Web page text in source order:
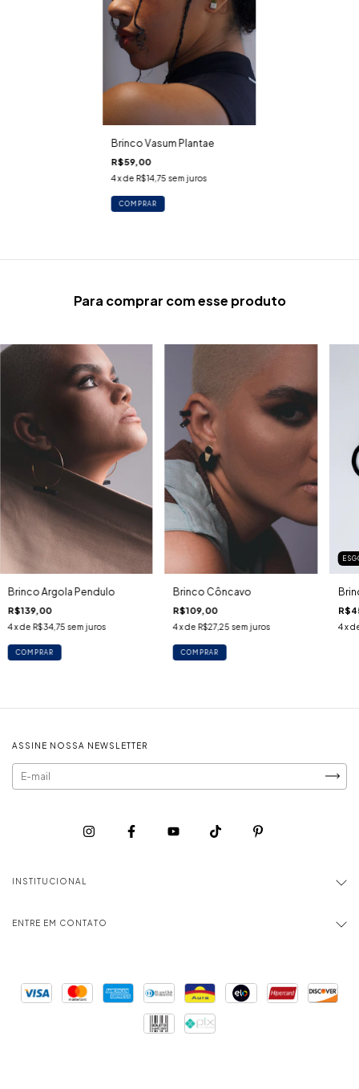
Brinco Vasum Plantae
R$59,00
4x de R$14,75 sem juros
Para comprar com esse produto
Brinco Argola Pendulo
R$139,00
4x de R$34,75 sem juros
Brinco Côncavo
R$109,00
4x de R$27,25 sem juros 4 x
ASSINE NOSSA NEWSLETTER
INSTITUCIONAL
ENTRE EM CONTATO